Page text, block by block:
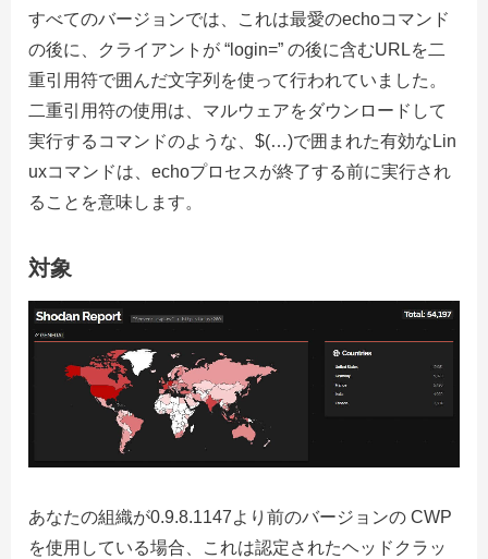
すべてのバージョンでは、これは最愛のechoコマンド
の後に、クライアントが “login=” の後に含むURLを二
重引用符で囲んだ文字列を使って行われていました。
二重引用符の使用は、マルウェアをダウンロードして
実行するコマンドのような、$(…)で囲まれた有効なLin
uxコマンドは、echoプロセスが終了する前に実行され
ることを意味します。
対象
あなたの組織が0.9.8.1147より前のバージョンの CWP
を使用している場合、これは認定されたヘッドクラッ